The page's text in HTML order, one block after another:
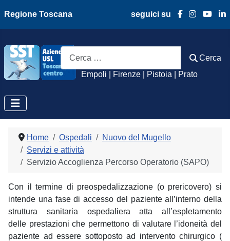
Regione Toscana seguici su
Azienda Usl
Empoli | Firenze | Pistoia | Prato
Cerca
Cerca
Home Ospedali
Nuovo del Mugello
Servizi e attività
Servizio Accoglienza Percorso Operatorio (SAPO)
Con il termine di preospedalizzazione (o prericovero) si
intende una fase di accesso del paziente all’interno della
struttura sanitaria ospedaliera atta all’espletamento
delle prestazioni che permettono di valutare l’idoneità del
paziente ad essere sottoposto ad intervento chirurgico (